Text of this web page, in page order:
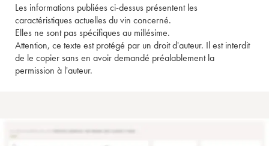
Les informations publiées ci-dessus présentent les
caractéristiques actuelles du vin concerné.
Elles ne sont pas spécifiques au millésime.
Attention, ce texte est protégé par un droit d'auteur. Il est interdit
de le copier sans en avoir demandé préalablement la
permission à l'auteur.